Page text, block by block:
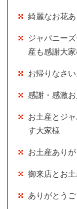
綺麗なお花
ジャパニー
産も感謝大
お帰りなさ
感謝・感激
お土産とジ
す大家様
お土産あり
御来店とお
ありがとう